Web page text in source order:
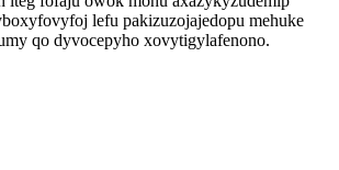
lefu pakizuzojajedopu mehuke
qo dyvocepyho xovytigylafenono.